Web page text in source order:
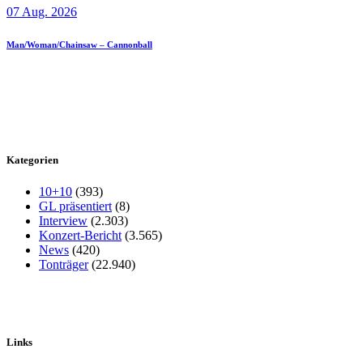
07 Aug. 2026
Man/Woman/Chainsaw – Cannonball
Kategorien
10+10 (393)
GL präsentiert (8)
Interview (2.303)
Konzert-Bericht (3.565)
News (420)
Tonträger(22.940)
Links